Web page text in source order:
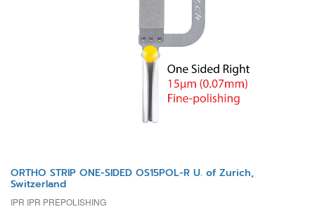
ORTHO STRIP ONE-SIDED OS15POL-R U. of Zurich,
Switzerland
IPR IPR PREPOLISHING